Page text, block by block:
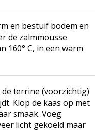
en bestuif bodem en
de zalmmousse
160° C, in een warm
terrine (voorzichtig)
Klop de kaas op met
smaak. Voeg
licht gekoeld maar